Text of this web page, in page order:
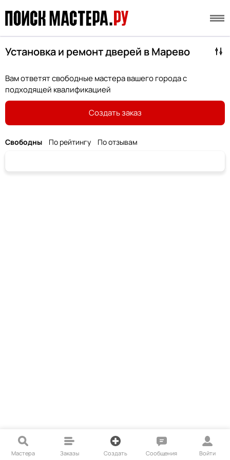
Установка и ремонт дверей в Марево
Вам ответят свободные мастера вашего города с
подходящей квалификацией
Создать заказ
Свободны По рейтингу По отзывам
Мастера Заказы Создать Сообщения Войти